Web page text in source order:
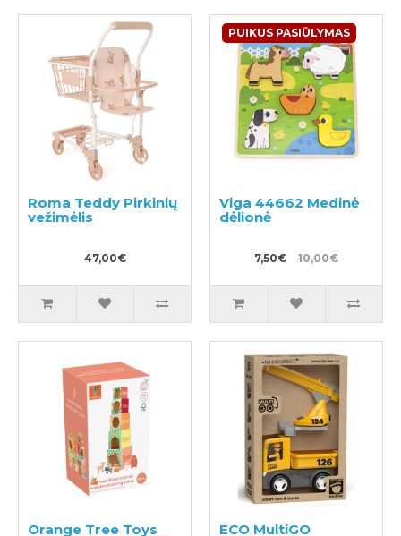
Roma Teddy Pirkinių
vežimėlis
47,00€
PUIKUS PASIŪLYMAS
Viga 44662 Medinė
dėlionė
7,50€ 10,00€
Orange Tree Toys
ECO MultiGO